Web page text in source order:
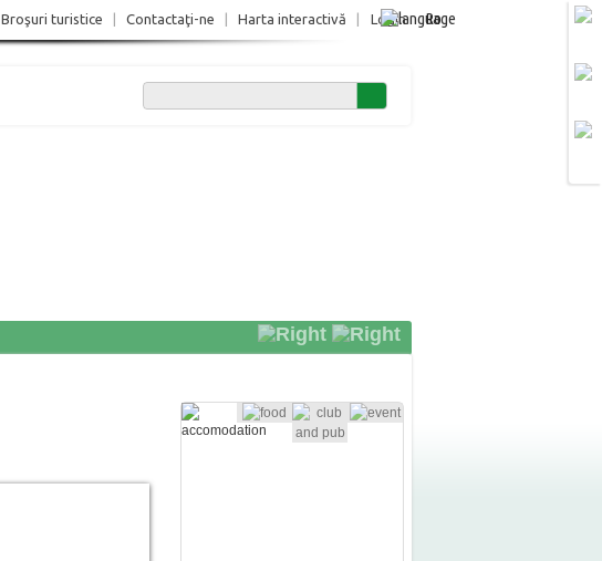
Login Ro
Broşuri turistice Contactaţi-ne Harta interactivă